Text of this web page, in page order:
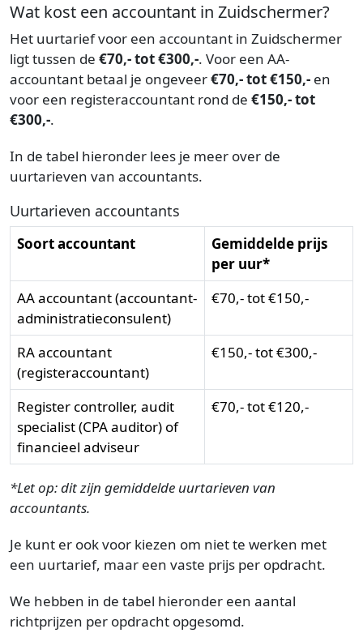
Wat kost een accountant in Zuidschermer?
Het uurtarief voor een accountant in Zuidschermer
ligt tussen de €70,- tot €300,-. Voor een AA-
accountant betaal je ongeveer€70,- tot €150,- en
voor een registeraccountant rond de €150,- tot
€300,-.
In de tabel hieronder lees je meer over de
uurtarieven van accountants.
Uurtarieven accountants
Soort accountant
Gemiddelde prijs
per uur*
AA accountant (accountant-
administratieconsulent)
€70,- tot €150,-
RA accountant
(registeraccountant)
€150,- tot €300,-
Register controller, audit
specialist (CPA auditor) of
financieel adviseur
€70,- tot €120,-
*Let op: dit zijn gemiddelde uurtarieven van
accountants.
Je kunt er ook voor kiezen om niet te werken met
een uurtarief, maar een vaste prijs per opdracht.
We hebben in de tabel hieronder een aantal
richtprijzen per opdracht opgesomd.